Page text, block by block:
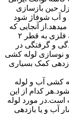
حین بازسازی
و آب شوفاژ شود
آنجایی که
برای لوله کشی داخلی ساختمان معمولاً از لوله فلزی به قطر ۲
و گرفتگی در
و نوسازی لوله کشی
کمک بسیاری
کشی آب و لوله
کدام از این
است.در مورد لوله
آب و یا بازدهی